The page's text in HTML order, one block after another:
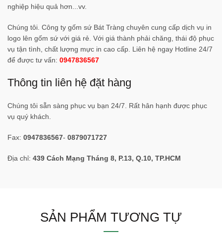
nghiệp hiệu quả hơn...vv.
Chúng tôi. Công ty gốm sứ Bát Tràng chuyên cung cấp dịch vụ in
logo lên gốm sứ với giá rẻ. Với giá thành phải chăng, thái độ phục
vụ tận tình, chất lượng mực in cao cấp. Liên hệ ngay Hotline 24/7
để được tư vấn: 0947836567
Thông tin liên hệ đặt hàng
Chúng tôi sẵn sàng phục vụ bạn 24/7. Rất hân hạnh được phục
vụ quý khách.
Fax: 0947836567- 0879071727
Địa chỉ: 439 Cách Mạng Tháng 8, P.13, Q.10, TP.HCM
SẢN PHẨM TƯƠNG TỰ